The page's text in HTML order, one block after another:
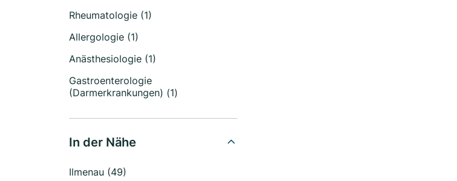
Rheumatologie (1)
Allergologie (1)
Anästhesiologie (1)
Gastroenterologie
(Darmerkrankungen) (1)
In der Nähe
Ilmenau (49)